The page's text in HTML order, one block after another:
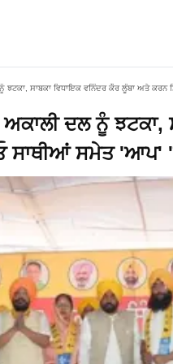
ਝਟਕਾ, ਸਾਬਕਾ ਵਿਧਾਇਕ ਵਨਿੰਦਰ ਕੌਰ ਲੂੰਬਾ ਅਤੇ
ਦਲ ਨੂੰ ਝਟਕਾ,
ਸਾਥੀਆਂ ਸਮੇਤ 'ਆਪ'